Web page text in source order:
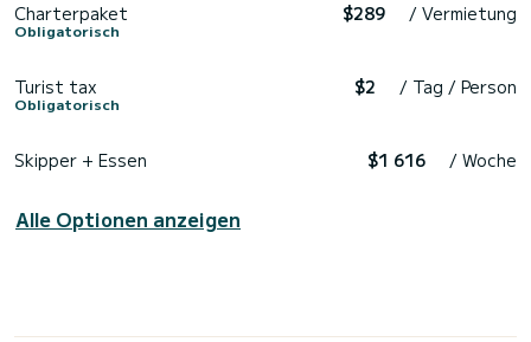
Charterpaket
Obligatorisch
$289 / Vermietung
Turist tax
Obligatorisch
$2 / Tag / Person
Skipper + Essen $1 616 / Woche
Alle Optionen anzeigen